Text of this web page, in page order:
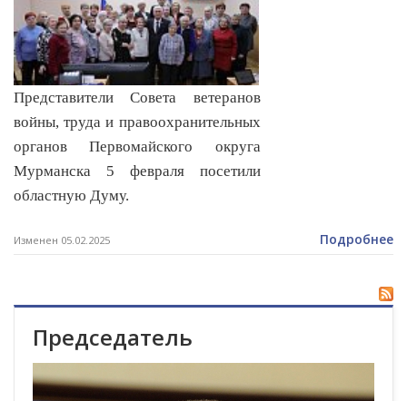
Представители Совета ветеранов
войны, труда и правоохранительных
органов Первомайского округа
Мурманска 5 февраля посетили
областную Думу.
Изменен 05.02.2025 Подробнее
Председатель